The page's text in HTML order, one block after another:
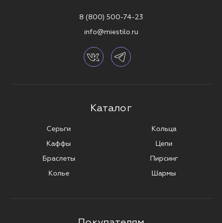
8 (800) 500-74-23
info@miestilo.ru
Каталог
Серьги
Каффы
Браслеты
Колье
Кольца
Цепи
Пирсинг
Шармы